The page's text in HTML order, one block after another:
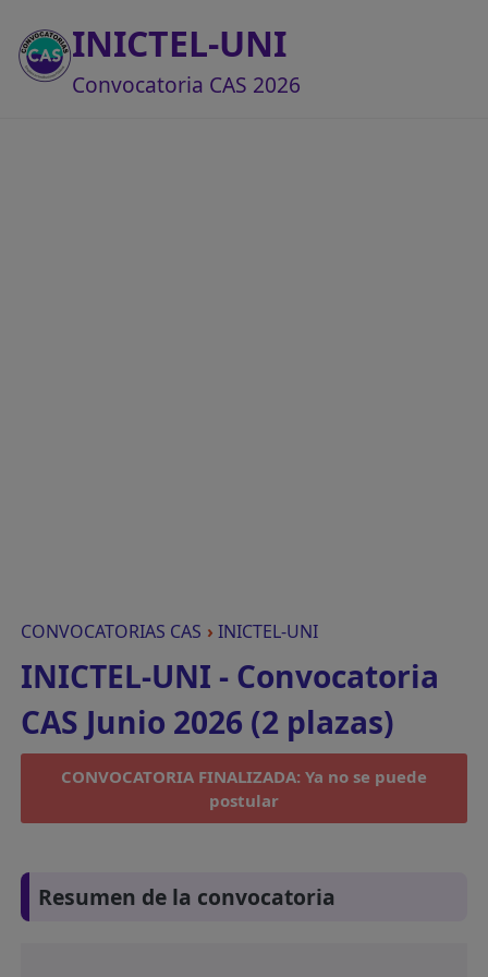
INICTEL-UNI
Convocatoria CAS 2026
CONVOCATORIAS CAS ›INICTEL-UNI
INICTEL-UNI - Convocatoria
CAS Junio 2026 (2 plazas)
CONVOCATORIA FINALIZADA: Ya no se puede
postular
Resumen de la convocatoria